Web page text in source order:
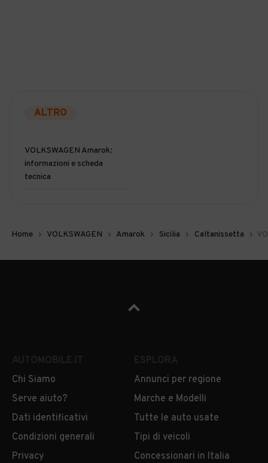
ALTRO
VOLKSWAGEN Amarok:
informazioni e scheda
tecnica
Home VOLKSWAGEN Amarok Sicilia Caltanissetta
Chi Siamo
Serve aiuto?
Dati identificativi
Condizioni generali
Privacy
Annunci per regione
Marche e Modelli
Tutte le auto usate
Tipi di veicoli
Concessionari in Italia